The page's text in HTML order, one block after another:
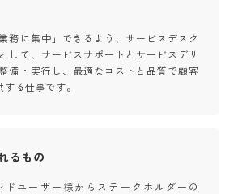
務に集中」できるよう、サービスデスク
して、サービスサポートとサービスデリ
備・実行し、最適なコストと品質で顧客
る仕事です。
るもの
ドユーザー様からステークホルダーの